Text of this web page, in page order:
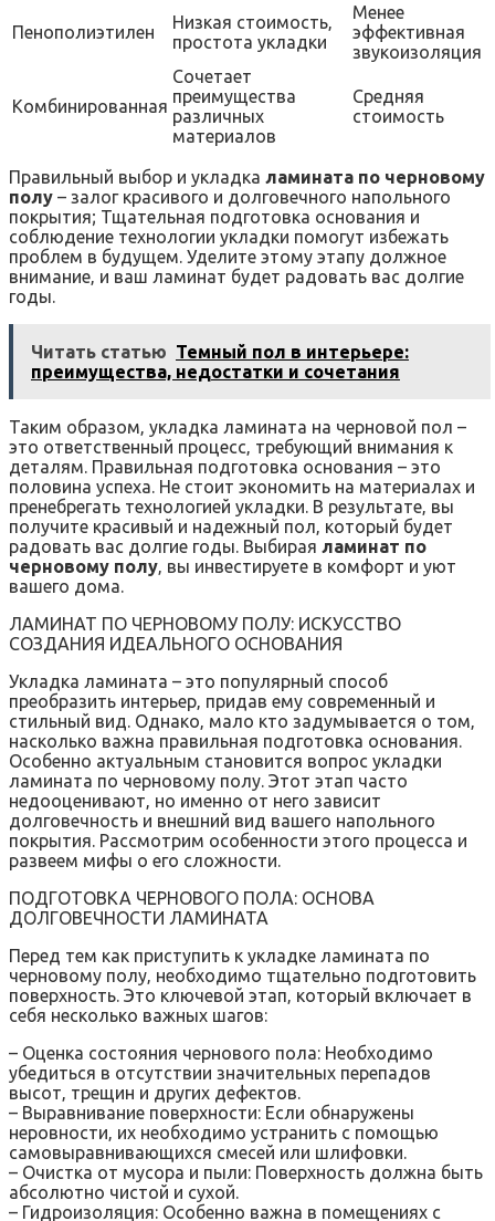
Пенополиэтилен
Низкая стоимость‚
простота укладки
Менее
эффективная
звукоизоляция
Комбинированная
Сочетает
преимущества
различных
материалов
Средняя
стоимость
Правильный выбор и укладка ламината по черновому
полу – залог красивого и долговечного напольного
покрытия; Тщательная подготовка основания и
соблюдение технологии укладки помогут избежать
проблем в будущем. Уделите этому этапу должное
внимание‚ и ваш ламинат будет радовать вас долгие
годы.
Читать статью Темный пол в интерьере:
преимущества, недостатки и сочетания
Таким образом‚ укладка ламината на черновой пол –
это ответственный процесс‚ требующий внимания к
деталям. Правильная подготовка основания – это
половина успеха. Не стоит экономить на материалах и
пренебрегать технологией укладки. В результате‚ вы
получите красивый и надежный пол‚ который будет
радовать вас долгие годы. Выбирая ламинат по
черновому полу‚ вы инвестируете в комфорт и уют
вашего дома.
ЛАМИНАТ ПО ЧЕРНОВОМУ ПОЛУ: ИСКУССТВО
СОЗДАНИЯ ИДЕАЛЬНОГО ОСНОВАНИЯ
Укладка ламината – это популярный способ
преобразить интерьер‚ придав ему современный и
стильный вид. Однако‚ мало кто задумывается о том‚
насколько важна правильная подготовка основания.
Особенно актуальным становится вопрос укладки
ламината по черновому полу. Этот этап часто
недооценивают‚ но именно от него зависит
долговечность и внешний вид вашего напольного
покрытия. Рассмотрим особенности этого процесса и
развеем мифы о его сложности.
ПОДГОТОВКА ЧЕРНОВОГО ПОЛА: ОСНОВА
ДОЛГОВЕЧНОСТИ ЛАМИНАТА
Перед тем как приступить к укладке ламината по
черновому полу‚ необходимо тщательно подготовить
поверхность. Это ключевой этап‚ который включает в
себя несколько важных шагов:
– Оценка состояния чернового пола: Необходимо
убедиться в отсутствии значительных перепадов
высот‚ трещин и других дефектов.
– Выравнивание поверхности: Если обнаружены
неровности‚ их необходимо устранить с помощью
самовыравнивающихся смесей или шлифовки.
– Очистка от мусора и пыли: Поверхность должна быть
абсолютно чистой и сухой.
– Гидроизоляция: Особенно важна в помещениях с